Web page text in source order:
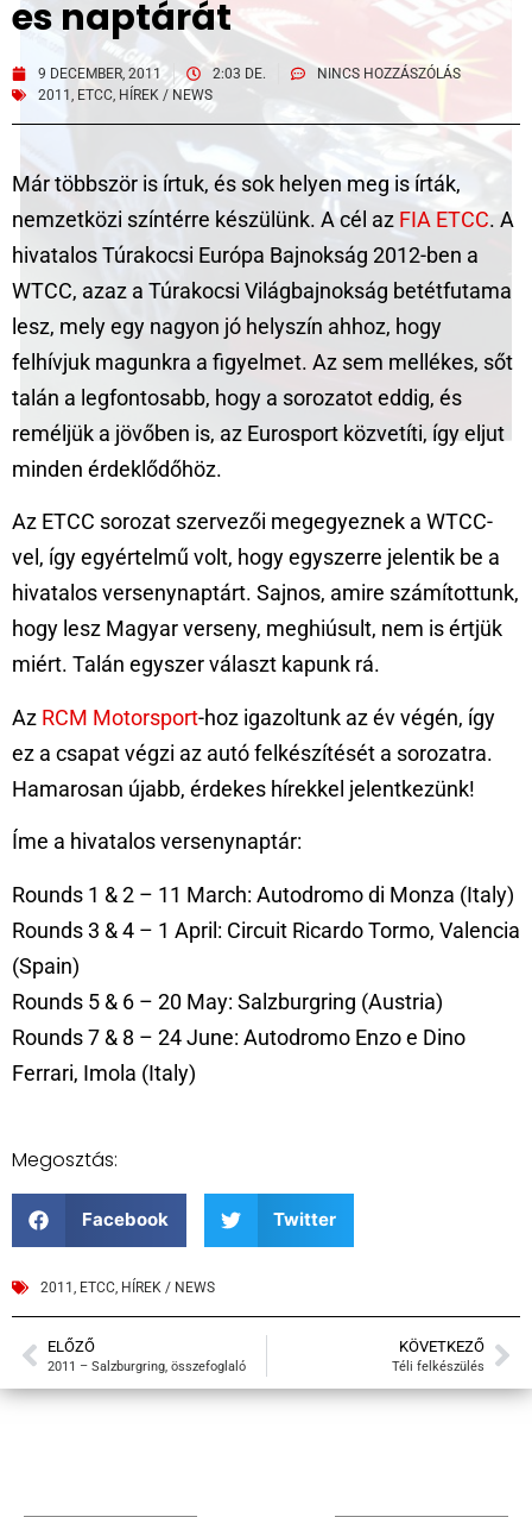
es naptárát
9 DECEMBER, 2011 2:03 DE.
NINCS HOZZÁSZÓLÁS
2011 , ETCC, HÍREK / NEWS
Már többször is írtuk, és sok helyen meg is írták,
nemzetközi színtérre készülünk. A cél az FIA ETCC. A
hivatalos Túrakocsi Európa Bajnokság 2012-ben a
WTCC, azaz a Túrakocsi Világbajnokság betétfutama
lesz, mely egy nagyon jó helyszín ahhoz, hogy
felhívjuk magunkra a figyelmet. Az sem mellékes, sőt
talán a legfontosabb, hogy a sorozatot eddig, és
reméljük a jövőben is, az Eurosport közvetíti, így eljut
minden érdeklődőhöz.
Az ETCC sorozat szervezői megegyeznek a WTCC-
vel, így egyértelmű volt, hogy egyszerre jelentik be a
hivatalos versenynaptárt. Sajnos, amire számítottunk,
hogy lesz Magyar verseny, meghiúsult, nem is értjük
miért. Talán egyszer választ kapunk rá.
Az RCM Motorsport-hoz igazoltunk az év végén, így
ez a csapat végzi az autó felkészítését a sorozatra.
Hamarosan újabb, érdekes hírekkel jelentkezünk!
Íme a hivatalos versenynaptár:
Rounds 1 & 2 – 11 March: Autodromo di Monza (Italy)
Rounds 3 & 4 – 1 April: Circuit Ricardo Tormo, Valencia
(Spain)
Rounds 5 & 6 – 20 May: Salzburgring (Austria)
Rounds 7 & 8 – 24 June: Autodromo Enzo e Dino
Ferrari, Imola (Italy)
Megosztás:
Facebook Twitter
2011 , ETCC, HÍREK / NEWS
ELŐZŐ
2011 – Salzburgring, összefoglaló
KÖVETKEZŐ
Téli felkészülés